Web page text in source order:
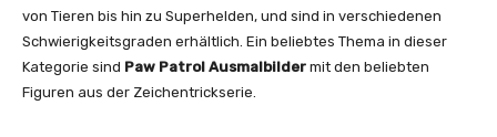
von Tieren bis hin zu Superhelden, und sind in verschiedenen
Schwierigkeitsgraden erhältlich. Ein beliebtes Thema in dieser
Kategorie sind Paw Patrol Ausmalbilder mit den beliebten
Figuren aus der Zeichentrickserie.